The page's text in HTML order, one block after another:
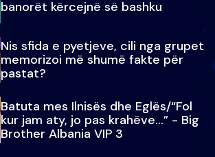
banorët kërcejnë së bashku
Nis sfida e pyetjeve, cili nga grupet
memorizoi më shumë fakte për
pastat?
Batuta mes Ilnisës dhe Eglës/“Fol
kur jam aty, jo pas krahëve…” - Big
Brother Albania VIP 3